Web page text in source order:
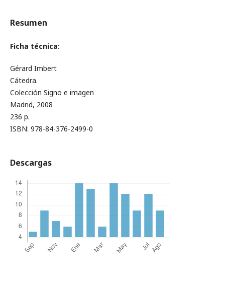
Resumen
Ficha técnica:
Gérard Imbert
Cátedra.
Colección Signo e imagen
Madrid, 2008
236 p.
ISBN: 978-84-376-2499-0
Descargas